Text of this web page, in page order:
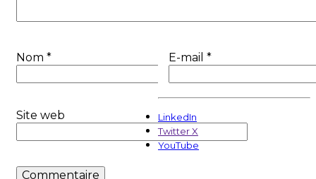
Nom * E-mail *
Site web
LinkedIn
Twitter X
YouTube